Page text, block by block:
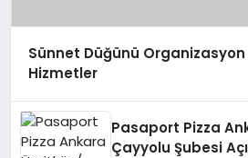
Sünnet Düğünü Organizasyon
Hizmetler
Pasaport Pizza
Çayyolu Şubesi